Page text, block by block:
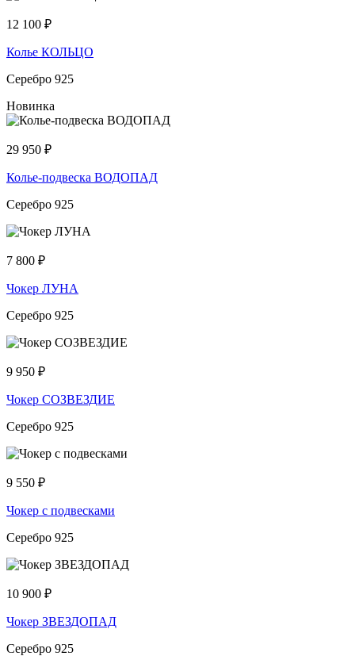
12 100 ₽
Колье КОЛЬЦО
Серебро 925
Новинка
29 950 ₽
Колье-подвеска ВОДОПАД
Серебро 925
7 800 ₽
Чокер ЛУНА
Серебро 925
9 950 ₽
Чокер СОЗВЕЗДИЕ
Серебро 925
9 550 ₽
Чокер с подвесками
Серебро 925
10 900 ₽
Чокер ЗВЕЗДОПАД
Серебро 925